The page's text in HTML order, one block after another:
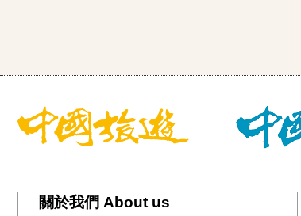
關於我們 About us